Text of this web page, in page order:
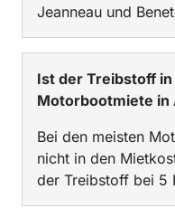
Jeanneau und
Ist der Treibstoff
Motorbootmiete in
Bei den meisten
nicht in den
der Treibstoff bei 5